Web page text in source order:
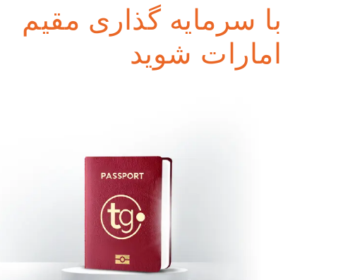
با سرمایه گذاری مقیم
امارات شوید